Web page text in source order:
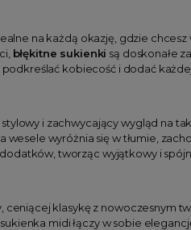
na każdą okazję, gdzie
błękitne sukienki są doskonałe
kobiecość i dodać
i zachwycający wygląd na
wyróżnia się w tłumie,
tworząc wyjątkowy i
klasykę z nowoczesnym
midi łączy w sobie